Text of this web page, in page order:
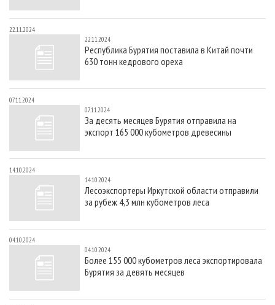
22.11.2024
22.11.2024
Республика Бурятия поставила в Китай почти
630 тонн кедрового ореха
07.11.2024
07.11.2024
За десять месяцев Бурятия отправила на
экспорт 165 000 кубометров древесины
14.10.2024
14.10.2024
Лесоэкспортеры Иркутской области отправили
за рубеж 4,3 млн кубометров леса
04.10.2024
04.10.2024
Более 155 000 кубометров леса экспортировала
Бурятия за девять месяцев